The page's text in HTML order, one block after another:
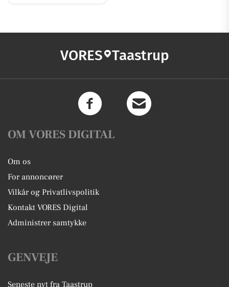
VORES Taastrup
OM VORES DIGITAL
Om os
For annoncører
Vilkår og Privatlivspolitik
Kontakt VORES Digital
Administrer samtykke
GENVEJE
Seneste nyt fra Taastrup